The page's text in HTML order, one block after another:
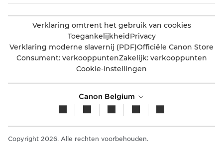
Verklaring omtrent het gebruik van cookies
ToegankelijkheidPrivacy
Verklaring moderne slavernij (PDF)Officiële Canon Store
Consument: verkooppuntenZakelijk: verkooppunten
Cookie-instellingen
Canon Belgium
Copyright 2026. Alle rechten voorbehouden.